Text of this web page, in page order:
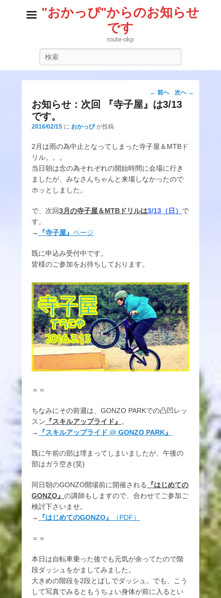
"おかっぴ"からのお知らせ
です
route-okp
投
稿
ー
ョ
ン
← 前へ 次へ →
お知らせ：次回 『寺子屋』は3/13
です。
2016/02/15 に おかっぴ が投稿
2月は雨の為中止となってしまった寺子屋＆MTBド
リル。。。
当日朝は念の為それぞれの開始時間に会場に行き
ましたが、みなさんちゃんと来場しなかったので
ホッとしました。
で、次回3月の寺子屋＆MTBドリルは3/13（日） で
す。
→
『寺子屋』 ページ
既に申込み受付中です。
皆様のご参加をお待ちしております。
＝＝
ちなみにその前週は、GONZO PARKでの凸凹レッ
スン 『スキルアップライド』
。
→
『スキルアップライド @ GONZO PARK』
既に午前の部は埋まってしまいましたが、午後の
部はガラ空き(笑)
同日朝のGONZO開場前に開催される
『はじめての
GONZO』 の講師もしますので、合わせてご参加ご
検討下さいませ。
→
『はじめてのGONZO』 （PDF）
＝＝
本日は自転車乗った後でも元気が余ってたので階
段ダッシュをかましてみました。
大きめの階段を2段とばしでダッシュ。でも、こう
して写真でみるともうちょい身体が前に入るとい